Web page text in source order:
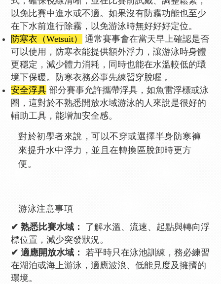
以免比賽中進水或不適。如果沒有防霧功能也至少
在下水前進行除霧，以免游泳時無好好好定位。
防寒衣（Wetsuit）
通常賽事會在當天早上確認是否
可以使用，防寒衣能提供額外浮力，讓游泳時身體
更穩定，減少體力消耗，同時也能在水溫較低的環
境下保暖。防寒衣務必事先練習穿脫喔 。
安全浮具 部分賽事允許攜帶浮具，如魚雷浮標或泳
圈，這對於不熟悉開放水域游泳的人來說是很好的
輔助工具，能增加安全感。
對於初學者來說，可以不穿或選擇半身防寒褲
來提升水中浮力，並且在轉換區脫卸時更方
便。
游泳注意事項
✔ 熟悉比賽水域：
了解水溫、流速、起點與轉向浮
標位置，減少突發狀況。
✔ 適應開放水域： 若平時只在泳池訓練，務必練習
在湖泊或海上游泳，適應波浪、低能見度及擁擠的
環境。